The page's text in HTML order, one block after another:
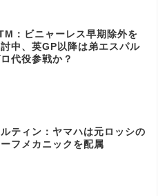
：ビニャーレス早期除外を
中、英GP以降は弟エスパル
代役参戦か？
ティン：ヤマハは元ロッシの
フメカニックを配属